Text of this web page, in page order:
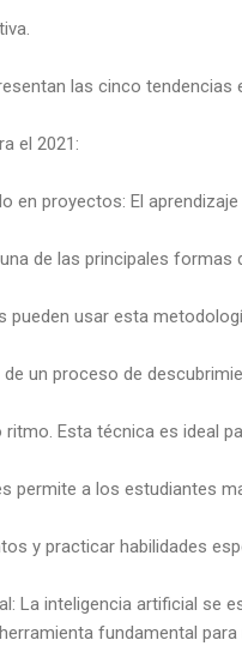
las cinco tendencias
el 2021:
en proyectos: El
de las principales formas
pueden usar esta
un proceso de
Esta técnica es ideal
permite a los estudiantes
y practicar habilidades
La inteligencia artificial se
fundamental para